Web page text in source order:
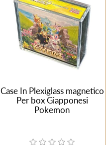
Case In Plexiglass magnetico
Per box Giapponesi
Pokemon